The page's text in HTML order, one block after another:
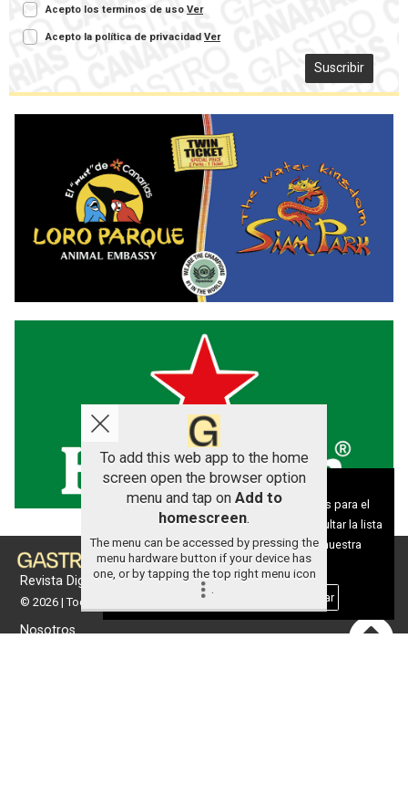
Acepto los terminos de uso Ver
Acepto la política de privacidad Ver
Suscribir
Revista Digital de gastronomía
© 2026 | Todos los derechos reservados
Nosotros
To add this web app to the home
screen open the browser option
menu and tap on Add to
homescreen.
The menu can be accessed by pressing the
menu hardware button if your device has
one, or by tapping the top right menu icon
.
Aviso sobre el Uso de cookies:
Utilizamos cookies nuestras y de terceros para el
funcionamiento del digital. Puedes consultar la lista
de cookies y como desconectarlas. Ver nuestra
Política de Privacidad y Cookies
Aceptar Cookies Personalizar